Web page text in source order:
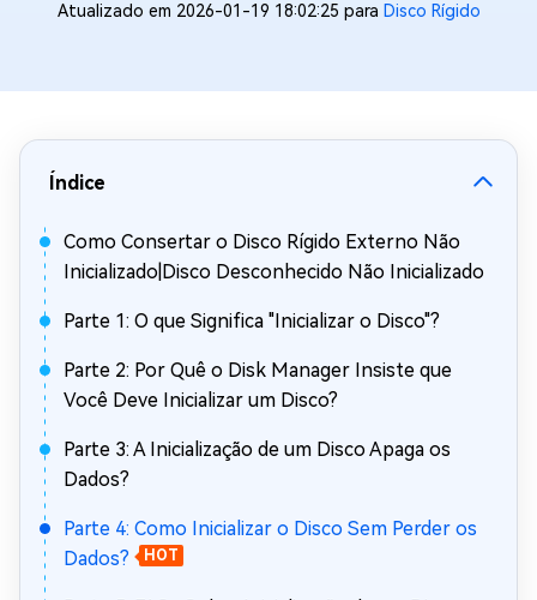
Atualizado em 2026-01-19 18:02:25 para Disco Rígido
Índice
Como Consertar o Disco Rígido Externo Não
Inicializado|Disco Desconhecido Não Inicializado
Parte 1: O que Significa "Inicializar o Disco"?
Parte 2: Por Quê o Disk Manager Insiste que
Você Deve Inicializar um Disco?
Parte 3: A Inicialização de um Disco Apaga os
Dados?
Parte 4: Como Inicializar o Disco Sem Perder os
Dados?
HOT